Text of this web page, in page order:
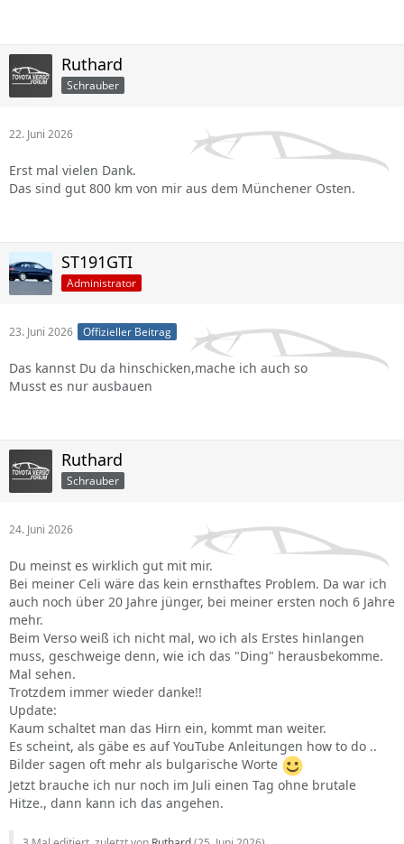
Ruthard
Schrauber
22. Juni 2026
Erst mal vielen Dank.
Das sind gut 800 km von mir aus dem Münchener Osten.
ST191GTI
Administrator
23. Juni 2026 Offizieller Beitrag
Das kannst Du da hinschicken,mache ich auch so
Musst es nur ausbauen
Ruthard
Schrauber
24. Juni 2026
Du meinst es wirklich gut mit mir.
Bei meiner Celi wäre das kein ernsthaftes Problem. Da war ich
auch noch über 20 Jahre jünger, bei meiner ersten noch 6 Jahre
mehr.
Beim Verso weiß ich nicht mal, wo ich als Erstes hinlangen
muss, geschweige denn, wie ich das "Ding" herausbekomme.
Mal sehen.
Trotzdem immer wieder danke!!
Update:
Kaum schaltet man das Hirn ein, kommt man weiter.
Es scheint, als gäbe es auf YouTube Anleitungen how to do ..
Bilder sagen oft mehr als bulgarische Worte
Jetzt brauche ich nur noch im Juli einen Tag ohne brutale
Hitze., dann kann ich das angehen.